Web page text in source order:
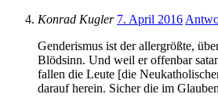
Konrad Kugler 7. April 2016
Genderismus ist der allergrößte,
Blödsinn. Und weil er offenbar
fallen die Leute [die
darauf herein. Sicher die im